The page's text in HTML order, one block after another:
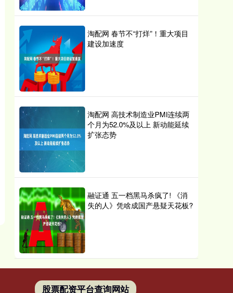
淘配网 春节不“打烊”！重大项目
建设加速度
淘配网 高技术制造业PMI连续两
个月为52.0%及以上 新动能延续
扩张态势
融证通 五一档黑马杀疯了! 《消
失的人》凭啥成国产悬疑天花板?
股票配资平台查询网站